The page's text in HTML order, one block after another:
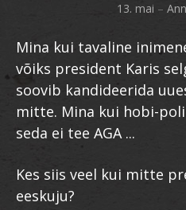
13. mai –
Mina kui tavaline
võiks president Karis
soovib kandideerida
mitte. Mina kui hobi-
seda ei tee AGA ...
Kes siis veel kui mitte
eeskuju?